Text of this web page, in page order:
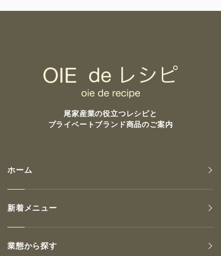
尾家産業の役立つレシピと
プライベートブランド商品のご案内
ホーム
新着メニュー
業態から探す